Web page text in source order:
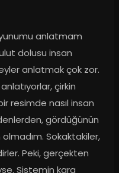
anlatmam
dolusu insan
anlatmak çok zor.
çirkin
resimde nasıl insan
gördüğünün
Sokaktakiler,
Peki, gerçekten
Sistemin kara